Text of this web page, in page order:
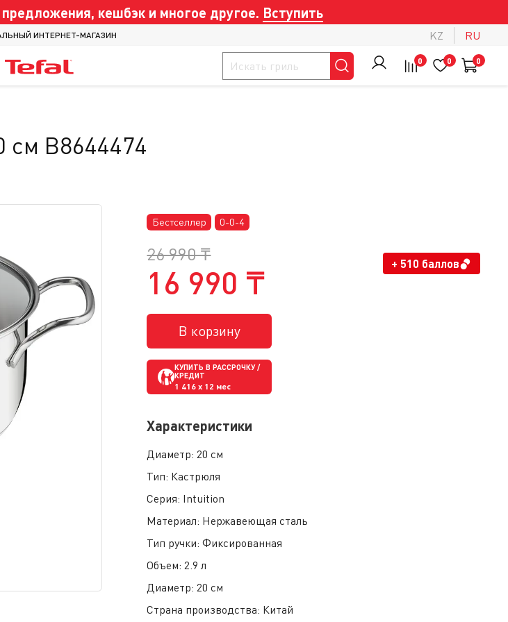
кешбэк и многое другое. Вступить
ИНТЕРНЕТ-МАГАЗИН KZ RU
0 0 0
Бестселлер 0-0-4
26 990 ₸
16 990 ₸ + 510 баллов
В корзину
КУПИТЬ В РАССРОЧКУ /
КРЕДИТ
1 416 x 12 мес
Характеристики
Диаметр: 20 см
Тип: Кастрюля
Серия: Intuition
Материал: Нержавеющая сталь
Тип ручки:Фиксированная
Объем: 2.9 л
Диаметр: 20 см
Страна производства: Китай
B8644474